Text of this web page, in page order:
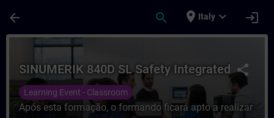
arrow_back search place Italy expand_more login
Corso - SINUMERIK 840D SL Safety
share
SINUMERIK 840D SL Safety Integrated
Learning Event - Classroom
Após esta formação, o formando ficará apto a realizar